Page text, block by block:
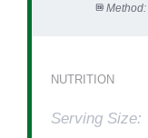
Method:
NUTRITION
Serving Size: